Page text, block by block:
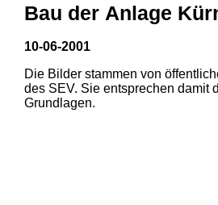
Bau der Anlage
10-06-2001
Die Bilder stammen von
des SEV. Sie entsprechen damit
Grundlagen.